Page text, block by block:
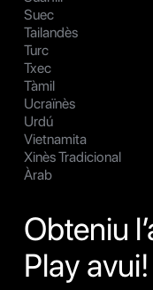
Suec
Tailandès
Turc
Txec
Tàmil
Ucraïnès
Urdú
Vietnamita
Xinès Tradicional
Àrab
Obteniu
Play avui!